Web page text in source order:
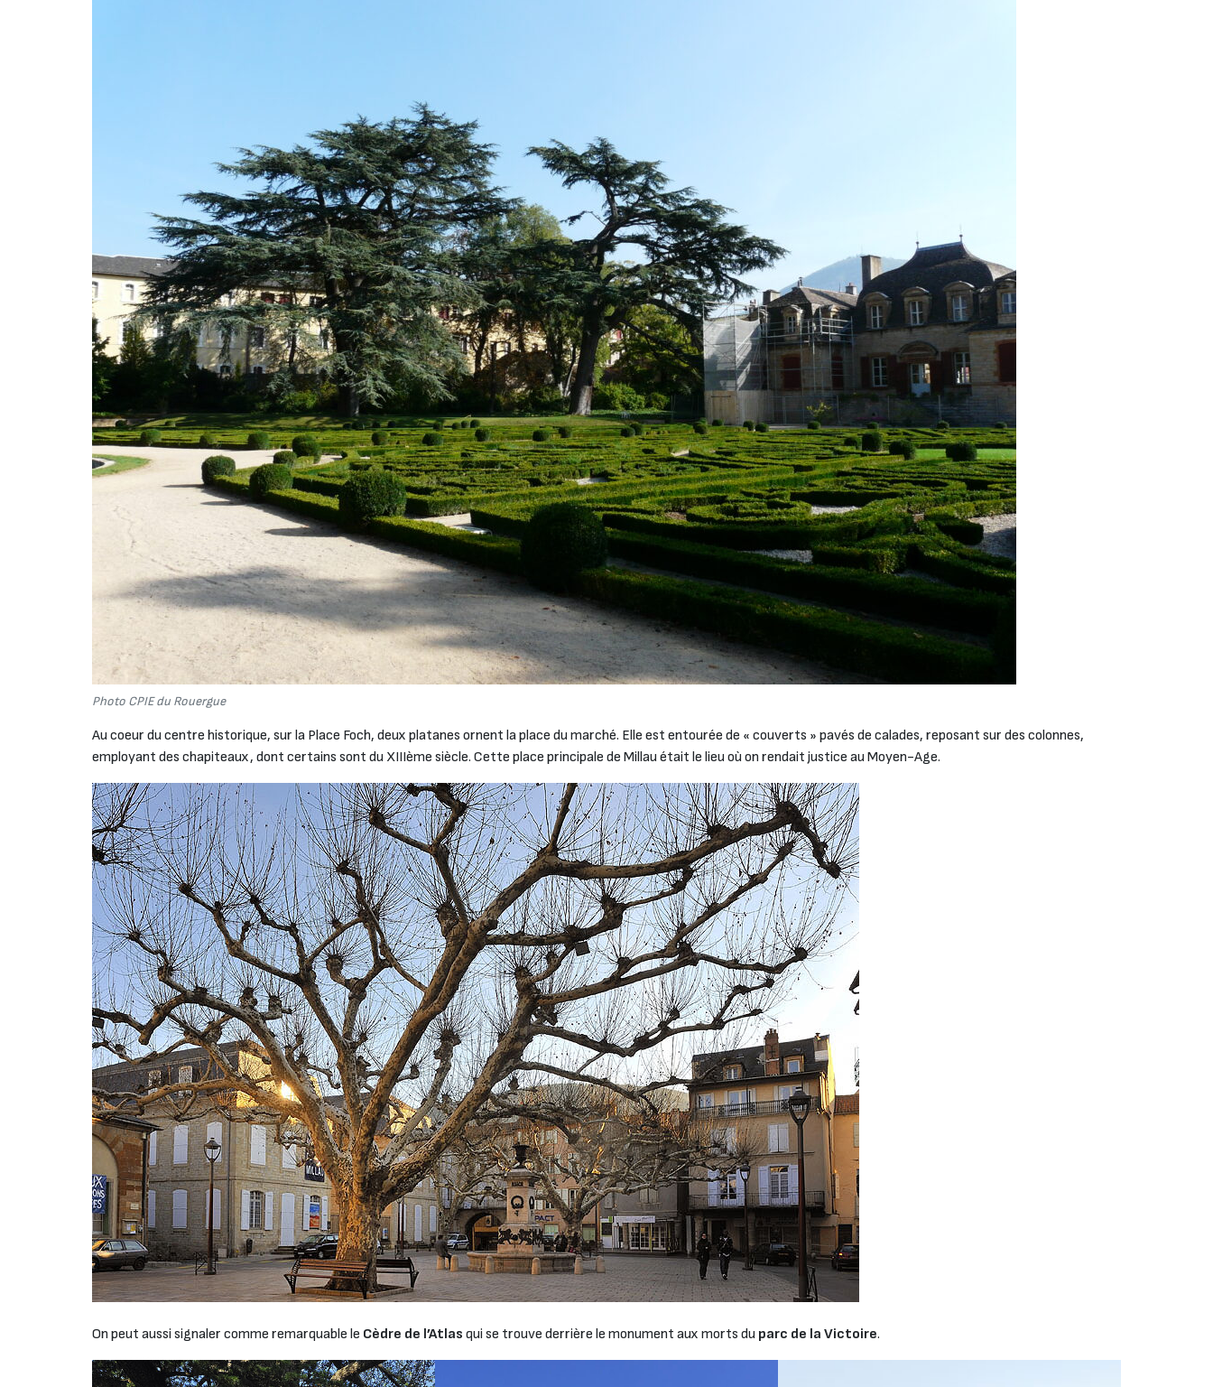
Photo CPIE du Rouergue
Au coeur du centre historique, sur la Place Foch, deux platanes ornent la place du marché. Elle est entourée de « couverts » pavés de calades, reposant sur des colonnes,
employant des chapiteaux, dont certains sont du XIIIème siècle. Cette place principale de Millau était le lieu où on rendait justice au Moyen-Age.
On peut aussi signaler comme remarquable le Cèdre de l’Atlas qui se trouve derrière le monument aux morts du parc de la Victoire.